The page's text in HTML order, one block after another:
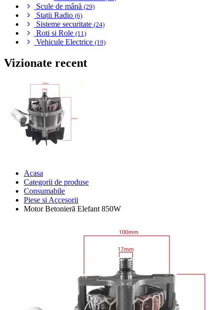
Scule de mână (29)
Stații Radio (6)
Sisteme securitate (24)
Roti si Role (11)
Vehicule Electrice (19)
Vizionate recent
Acasa
Categorii de produse
Consumabile
Piese si Accesorii
Motor Betonieră Elefant 850W